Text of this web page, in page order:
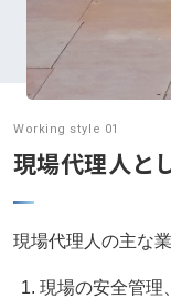
Working style 01
現場代理人と
現場代理人の主な業
現場の安全管理